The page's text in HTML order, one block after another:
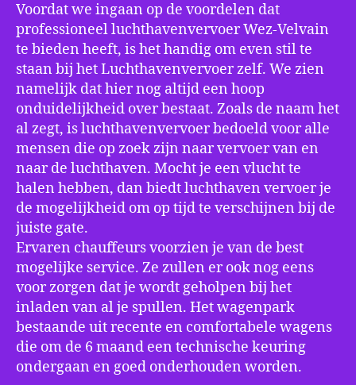
Voordat we ingaan op de voordelen dat
professioneel luchthavenvervoer Wez-Velvain
te bieden heeft, is het handig om even stil te
staan bij het Luchthavenvervoer zelf. We zien
namelijk dat hier nog altijd een hoop
onduidelijkheid over bestaat. Zoals de naam het
al zegt, is luchthavenvervoer bedoeld voor alle
mensen die op zoek zijn naar vervoer van en
naar de luchthaven. Mocht je een vlucht te
halen hebben, dan biedt luchthaven vervoer je
de mogelijkheid om op tijd te verschijnen bij de
juiste gate.
Ervaren chauffeurs voorzien je van de best
mogelijke service. Ze zullen er ook nog eens
voor zorgen dat je wordt geholpen bij het
inladen van al je spullen. Het wagenpark
bestaande uit recente en comfortabele wagens
die om de 6 maand een technische keuring
ondergaan en goed onderhouden worden.